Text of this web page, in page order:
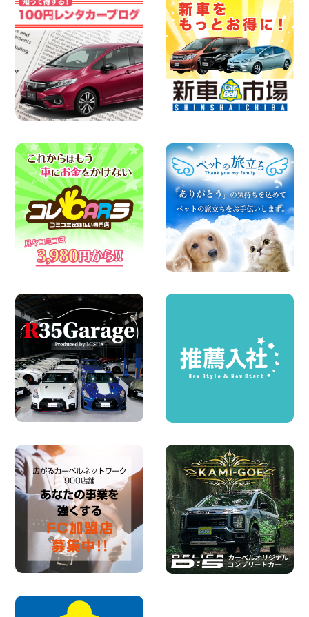
2026年08月06日
【佐渡の夏はレンタカーで自由に!】 新潟
県 両津店
100円レンタカー 両津
2026年08月06日
佐渡空港店はお盆も休まず営業中! 新潟県
佐渡空港店
100円レンタカー 佐渡空港
戸店
100円レンタカー 杉戸
2026年08月06日
ハイエースワゴンGL!!クルーズコントロ
ールが付いている〜!! 福島県 福島笹木野
店
100円レンタカー 福島笹木野
2026年08月05日
※※超格安日額5,800円※※荷物運びに最適
の軽バンのレンタカー!! 出雲ドーム前店
2026年08月05日
人気のスペイドワゴン ライトブルーで登
場です! 東京都 羽田空港店
100円レンタカー 羽田空港
2026年08月04日
ちょっとそこまで。もっと気軽に 埼玉県
西武秩父駅前店